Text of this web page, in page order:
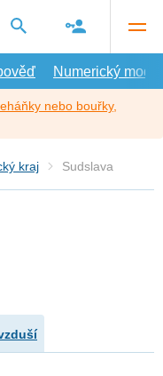
Numerický model
nebo bouřky,
kraj Sudslava